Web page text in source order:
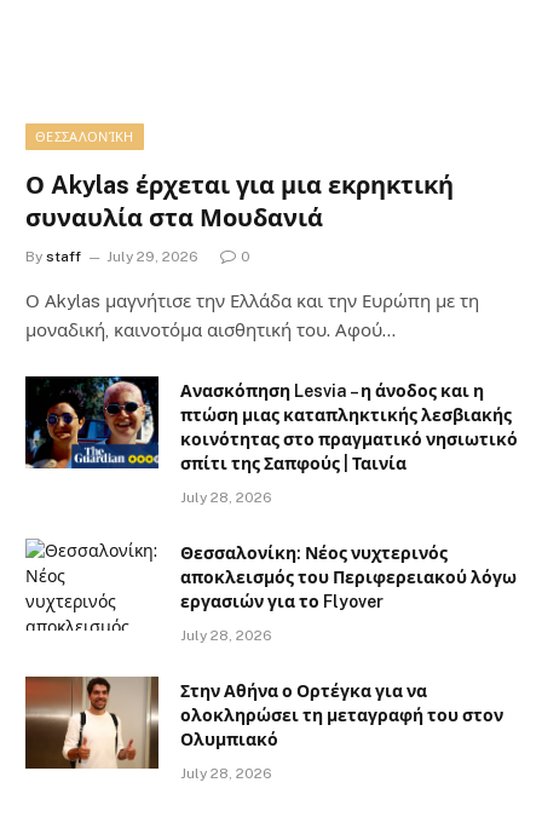
ΘΕΣΣΑΛΟΝΊΚΗ
Ο Akylas έρχεται για μια εκρηκτική
συναυλία στα Μουδανιά
By staff July 29, 2026 0
Ο Αkylas μαγνήτισε την Ελλάδα και την Ευρώπη με τη
μοναδική, καινοτόμα αισθητική του. Αφού…
Ανασκόπηση Lesvia – η άνοδος και η
πτώση μιας καταπληκτικής λεσβιακής
κοινότητας στο πραγματικό νησιωτικό
σπίτι της Σαπφούς | Ταινία
July 28, 2026
Θεσσαλονίκη: Νέος νυχτερινός
αποκλεισμός του Περιφερειακού λόγω
εργασιών για το Flyover
July 28, 2026
Στην Αθήνα ο Ορτέγκα για να
ολοκληρώσει τη μεταγραφή του στον
Ολυμπιακό
July 28, 2026